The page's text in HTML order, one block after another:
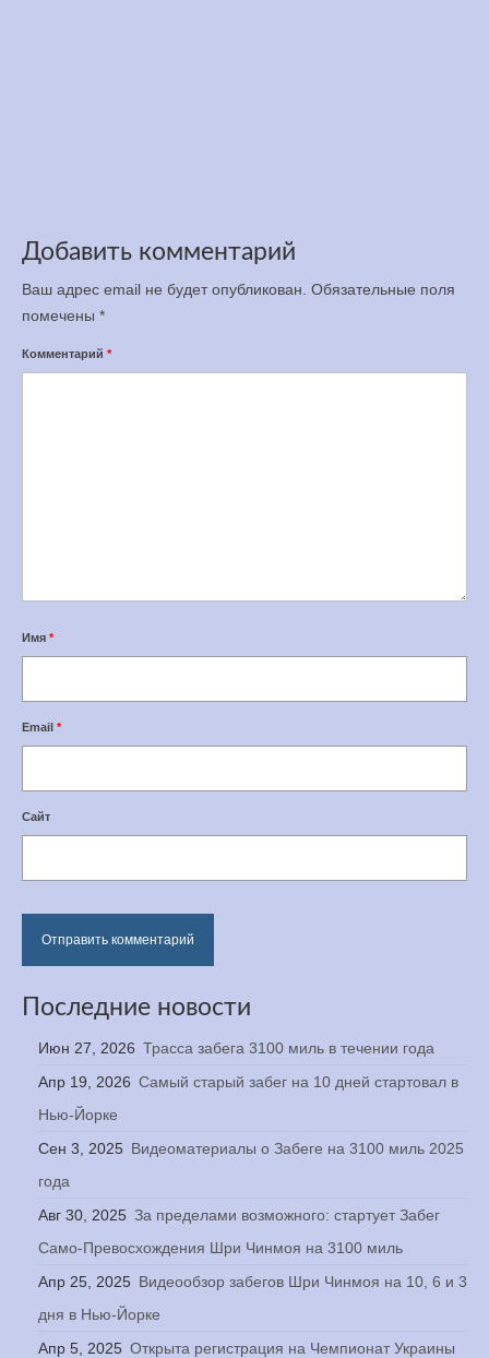
Добавить комментарий
Ваш адрес email не будет опубликован. Обязательные поля
помечены *
Комментарий *
Имя *
Email *
Сайт
Последние новости
Июн 27, 2026 Трасса забега 3100 миль в течении года
Апр 19, 2026 Самый старый забег на 10 дней стартовал в
Нью-Йорке
Сен 3, 2025 Видеоматериалы о Забеге на 3100 миль 2025
года
Авг 30, 2025 За пределами возможного: стартует Забег
Само-Превосхождения Шри Чинмоя на 3100 миль
Апр 25, 2025 Видеообзор забегов Шри Чинмоя на 10, 6 и 3
дня в Нью-Йорке
Апр 5, 2025 Открыта регистрация на Чемпионат Украины